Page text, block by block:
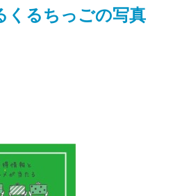
くるちっごの写真